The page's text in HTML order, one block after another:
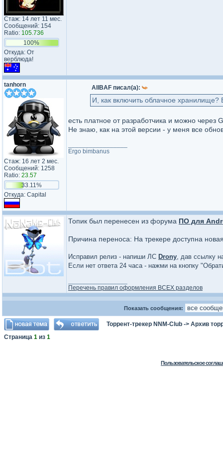
Стаж: 14 лет 11 мес.
Сообщений: 154
Ratio: 105.736
100%
Откуда: От
верблюда!
tanhorn
Стаж: 16 лет 2 мес.
Сообщений: 1258
Ratio: 23.57
33.11%
Откуда: Capital
AllBAF писал(а):
И, как включить облачное хранилище?
есть платное от разработчика и можно через
Не знаю, как на этой версии - у меня все
Ergo bimbanus
Топик был перенесен из форума ПО для
Причина переноса: На трекере доступна
Исправил релиз - напиши ЛС Drony, дав ссылку
Если нет ответа 24 часа - нажми на кнопку
Перечень правил оформления ВСЕХ разделов
Показать сообщения:
Торрент-трекер NNM-Club -> Архив
Страница 1 из 1
Пользовательское